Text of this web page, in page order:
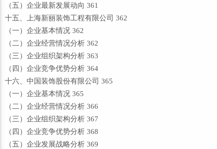
（五）企业最新发展动向 361
十五、上海新丽装饰工程有限公司 362
（一）企业基本情况 362
（二）企业经营情况分析 362
（三）企业组织架构分析 363
（四）企业竞争优势分析 364
十六、中国装饰股份有限公司 365
（一）企业基本情况 365
（二）企业经营情况分析 366
（三）企业组织架构分析 367
（四）企业竞争优势分析 368
（五）企业发展战略分析 369